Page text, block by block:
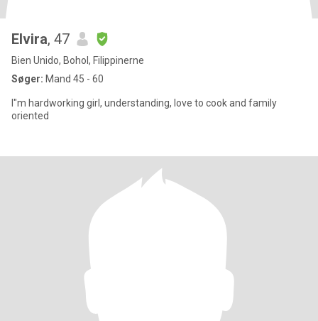
Elvira, 47
Bien Unido, Bohol, Filippinerne
Søger: Mand 45 - 60
I"m hardworking girl, understanding, love to cook and family
oriented